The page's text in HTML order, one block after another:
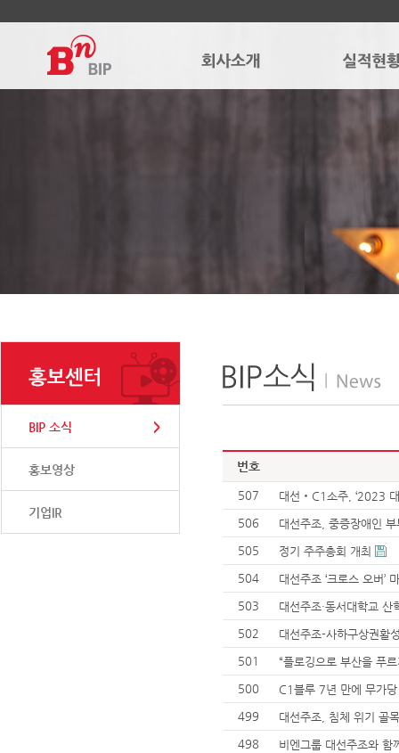
BIP 소식
홍보영상
기업IR
번호
507
대선‧C1소주, ‘2023 대
506
대선주조, 중증장애인
505
정기 주주총회 개최
504
대선주조 ‘크로스 오버’
503
대선주조·동서대학교
502
대선주조-사하구상권활
501
“플로깅으로 부산을 푸
500
C1블루 7년 만에 무가
499
대선주조, 침체 위기 골
498
비엔그룹 대선주조와